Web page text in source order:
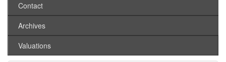
Contact
Archives
Valuations